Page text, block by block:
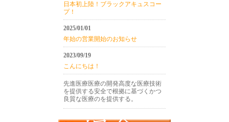
日本初上陸！ブラックアキュスコー
プ！
2025/01/01
年始の営業開始のお知らせ
2023/09/19
こんにちは！
先進医療医療の開発高度な医療技術
を提供する安全で根拠に基づくかつ
良質な医療のを提供する。